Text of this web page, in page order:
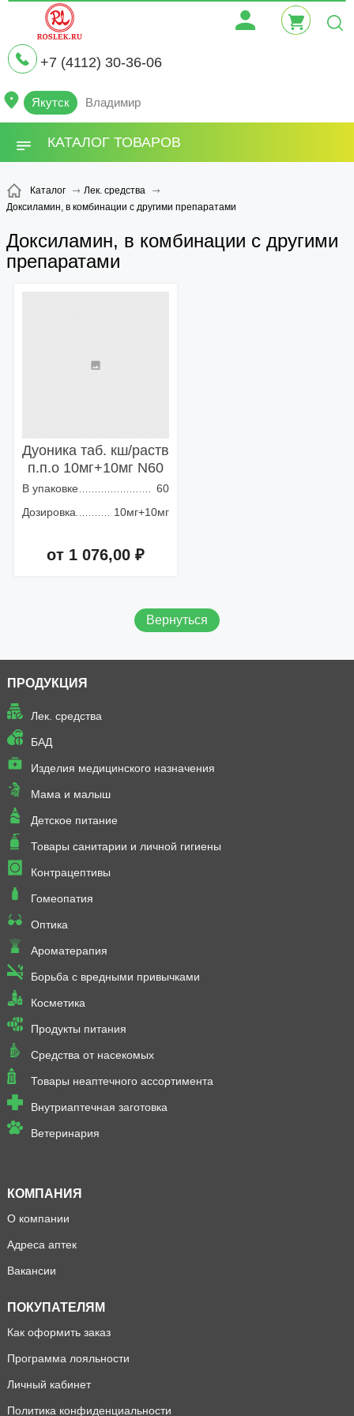
+7 (4112) 30-36-06
Якутск Владимир
КАТАЛОГ ТОВАРОВ
Каталог
Лек. средства
Доксиламин, в комбинации с другими препаратами
Доксиламин, в комбинации с другими
препаратами
Дуоника таб. кш/раств
п.п.о 10мг+10мг N60
В упаковке
60
Дозировка
10мг+10мг
от 1 076,00 ₽
Вернуться
ПРОДУКЦИЯ
Лек. средства
БАД
Изделия медицинского назначения
Мама и малыш
Детское питание
Товары санитарии и личной гигиены
Контрацептивы
Гомеопатия
Оптика
Ароматерапия
Борьба с вредными привычками
Косметика
Продукты питания
Средства от насекомых
Товары неаптечного ассортимента
Внутриаптечная заготовка
Ветеринария
КОМПАНИЯ
О компании
Адреса аптек
Вакансии
ПОКУПАТЕЛЯМ
Как оформить заказ
Программа лояльности
Личный кабинет
Политика конфиденциальности